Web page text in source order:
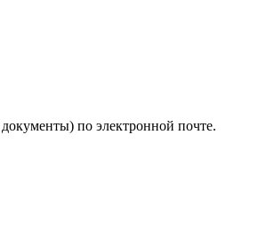
по электронной почте.